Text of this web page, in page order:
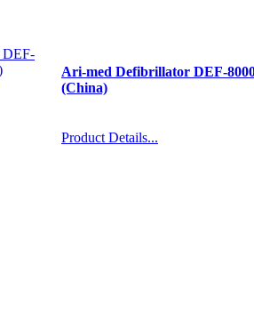
Ari-med Defibrillator DEF-
(China)
Product Details...